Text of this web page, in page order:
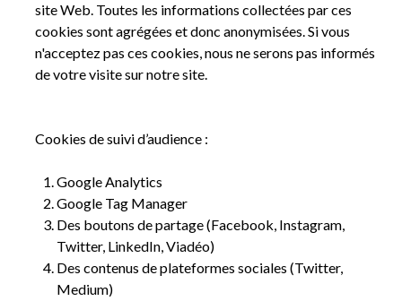
site Web. Toutes les informations collectées par ces
cookies sont agrégées et donc anonymisées. Si vous
n'acceptez pas ces cookies, nous ne serons pas informés
de votre visite sur notre site.
Cookies de suivi d’audience :
Google Analytics
Google Tag Manager
Des boutons de partage (Facebook, Instagram,
Twitter, LinkedIn, Viadéo)
Des contenus de plateformes sociales (Twitter,
Medium)